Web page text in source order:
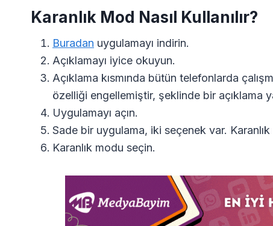
Karanlık Mod Nasıl Kullanılır?
Buradan uygulamayı indirin.
Açıklamayı iyice okuyun.
Açıklama kısmında bütün telefonlarda
özelliği engellemiştir, şeklinde bir açıklama
Uygulamayı açın.
Sade bir uygulama, iki seçenek var.
Karanlık modu seçin.